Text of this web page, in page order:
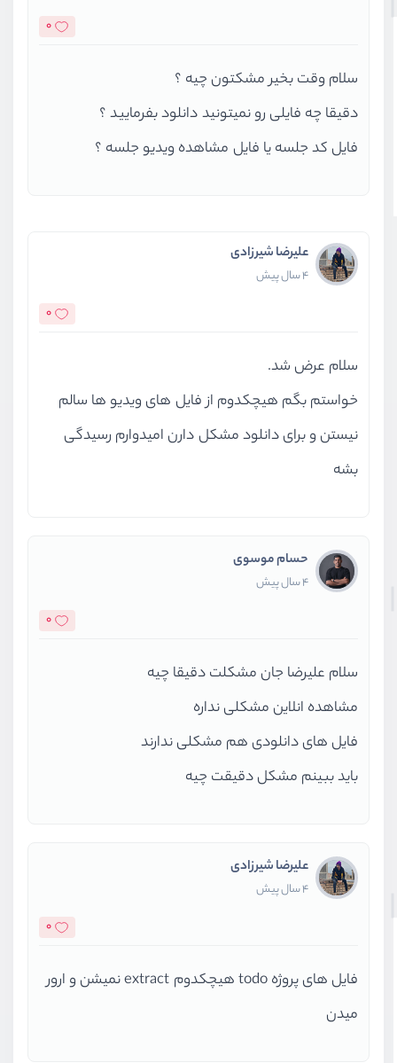
0
سلام وقت بخیر مشکتون چیه ؟
دقیقا چه فایلی رو نمیتونید دانلود بفرمایید ؟
فایل کد جلسه یا فایل مشاهده ویدیو جلسه ؟
علیرضا شیرزادی
4 سال پیش
0
سلام عرض شد.
خواستم بگم هیچکدوم از فایل های ویدیو ها سالم
نیستن و برای دانلود مشکل دارن امیدوارم رسیدگی
بشه
حسام موسوی
4 سال پیش
0
سلام علیرضا جان مشکلت دقیقا چیه
مشاهده انلاین مشکلی نداره
فایل های دانلودی هم مشکلی ندارند
باید ببینم مشکل دقیقت چیه
علیرضا شیرزادی
4 سال پیش
0
فایل های پروژه todo هیچکدوم extract نمیشن و ارور
میدن